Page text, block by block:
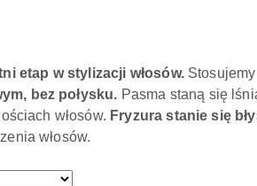
etap w stylizacji włosów.Stosujemy
bez połysku. Pasma staną się
włosów. Fryzura stanie się
włosów.